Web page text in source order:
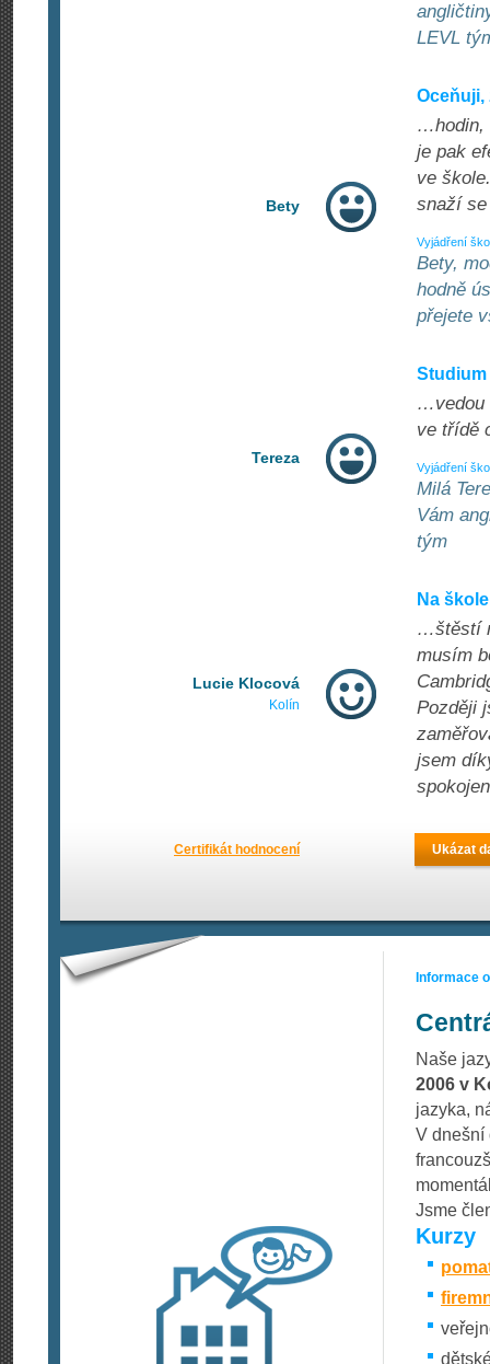
LEVL
Bety
…hodin,
je pak
ve
snaží
Vyjádření
Bety,
hodně
přejete
Tereza
…vedou
ve třídě
Vyjádření
Milá
Vám
tým
Lucie Klocová
Kolín
Na
…štěstí
musím
Později
jsem
Certifikát hodnocení Ukázat
Informace
Naše
2006 v
jazyka,
V dnešní
Jsme
Kurzy